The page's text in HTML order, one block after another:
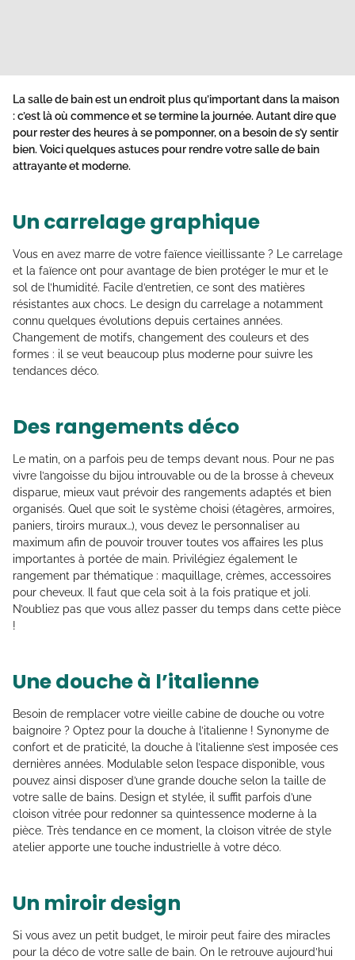
La salle de bain est un endroit plus qu’important dans la maison
: c’est là où commence et se termine la journée. Autant dire que
pour rester des heures à se pomponner, on a besoin de s’y sentir
bien. Voici quelques astuces pour rendre votre salle de bain
attrayante et moderne.
Un carrelage graphique
Vous en avez marre de votre faïence vieillissante ? Le carrelage
et la faïence ont pour avantage de bien protéger le mur et le
sol de l’humidité. Facile d’entretien, ce sont des matières
résistantes aux chocs. Le design du carrelage a notamment
connu quelques évolutions depuis certaines années.
Changement de motifs, changement des couleurs et des
formes : il se veut beaucoup plus moderne pour suivre les
tendances déco.
Des rangements déco
Le matin, on a parfois peu de temps devant nous. Pour ne pas
vivre l’angoisse du bijou introuvable ou de la brosse à cheveux
disparue, mieux vaut prévoir des rangements adaptés et bien
organisés. Quel que soit le système choisi (étagères, armoires,
paniers, tiroirs muraux…), vous devez le personnaliser au
maximum afin de pouvoir trouver toutes vos affaires les plus
importantes à portée de main. Privilégiez également le
rangement par thématique : maquillage, crèmes, accessoires
pour cheveux. Il faut que cela soit à la fois pratique et joli.
N’oubliez pas que vous allez passer du temps dans cette pièce
!
Une douche à l’italienne
Besoin de remplacer votre vieille cabine de douche ou votre
baignoire ? Optez pour la douche à l’italienne ! Synonyme de
confort et de praticité, la douche à l’italienne s’est imposée ces
dernières années. Modulable selon l’espace disponible, vous
pouvez ainsi disposer d’une grande douche selon la taille de
votre salle de bains. Design et stylée, il suffit parfois d’une
cloison vitrée pour redonner sa quintessence moderne à la
pièce. Très tendance en ce moment, la cloison vitrée de style
atelier apporte une touche industrielle à votre déco.
Un miroir design
Si vous avez un petit budget, le miroir peut faire des miracles
pour la déco de votre salle de bain. On le retrouve aujourd’hui